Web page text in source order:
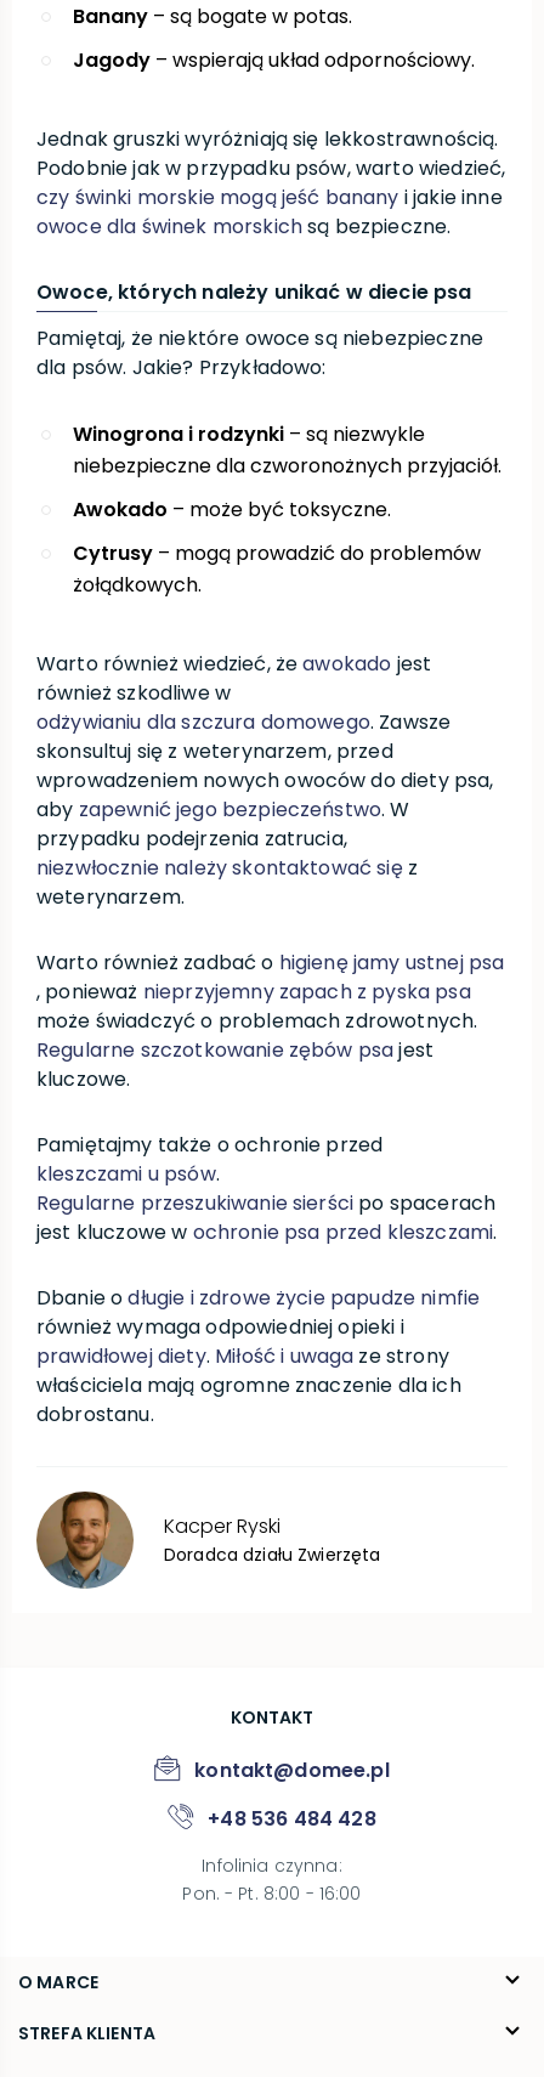
Banany – są bogate w potas.
Jagody – wspierają układ odpornościowy.
Jednak gruszki wyróżniają się lekkostrawnością.
Podobnie jak w przypadku psów, warto wiedzieć,
czy świnki morskie mogą jeść banany i jakie inne
owoce dla świnek morskichsą bezpieczne.
Owoce, których należy unikać w diecie psa
Pamiętaj, że niektóre owoce są niebezpieczne
dla psów. Jakie? Przykładowo:
Winogrona i rodzynki – są niezwykle
niebezpieczne dla czworonożnych przyjaciół.
Awokado – może być toksyczne.
Cytrusy – mogą prowadzić do problemów
żołądkowych.
Warto również wiedzieć, żeawokado jest
również szkodliwe w
odżywianiu dla szczura domowego. Zawsze
skonsultuj się z weterynarzem, przed
wprowadzeniem nowych owoców do diety psa,
aby zapewnić jego bezpieczeństwo. W
przypadku podejrzenia zatrucia,
niezwłocznie należy skontaktować sięz
weterynarzem.
Warto również zadbać o higienę jamy ustnej psa
, ponieważ nieprzyjemny zapach z pyska psa
może świadczyć o problemach zdrowotnych.
Regularne szczotkowanie zębów psajest
kluczowe.
Pamiętajmy także o ochronie przed
kleszczami u psów.
Regularne przeszukiwanie sierści po spacerach
jest kluczowe w ochronie psa przed kleszczami.
Dbanie odługie i zdrowe życie papudze nimfie
również wymaga odpowiedniej opieki i
prawidłowej diety. Miłość i uwaga ze strony
właściciela mają ogromne znaczenie dla ich
dobrostanu.
KacperRyski
Doradca działu Zwierzęta
O MARCE
O nas
STREFA KLIENTA
KONTAKT
kontakt@domee.pl
+48 536 484 428
Infolinia czynna:
Pon. - Pt. 8:00 - 16:00